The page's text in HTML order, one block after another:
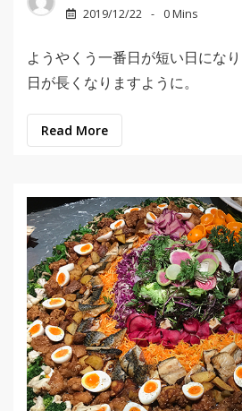
2019/12/22
0 Mins
ようやくう一番日が短い日にな
日が長くなりますように。
Read More